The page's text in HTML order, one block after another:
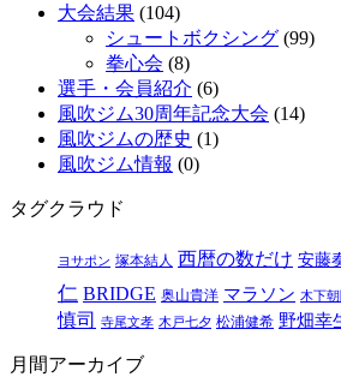
大会結果 (104)
シュートボクシング (99)
拳心会 (8)
選手・会員紹介 (6)
風吹ジム30周年記念大会 (14)
風吹ジムの歴史 (1)
風吹ジム情報 (0)
タグクラウド
ヨサポン 塚本結人 西暦の数だけ 安藤
仁 BRIDGE 奥山貴洋 マラソン 木下
慎司
寺尾文孝 木戸七夕 松浦健希 野畑幸
月間アーカイブ